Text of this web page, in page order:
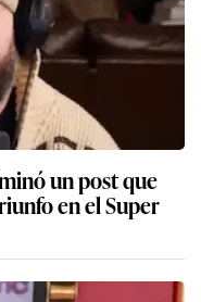
un post que
en el Super